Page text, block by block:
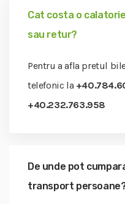
Cat costa o
sau retur?
Pentru a afla pretul
telefonic la
+40.232.763.958
De unde pot
transport